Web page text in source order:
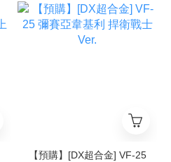
【預購】[DX超合金] VF-25